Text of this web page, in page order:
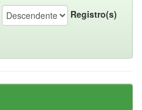
Registro(s)